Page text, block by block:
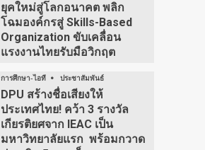
ยุคใหม่สู่โลกอนาคต พลิก
โฉมองค์กรสู่ Skills-Based
Organization ขับเคลื่อน
แรงงานไทยรับมือวิกฤต
การศึกษา-ไอที ประชาสัมพันธ์
DPU สร้างชื่อเสียงให้
ประเทศไทย! คว้า 3 รางวัล
เกียรติยศจาก IEAC เป็น
มหาวิทยาลัยแรก พร้อมกวาด